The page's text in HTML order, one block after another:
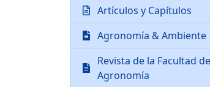
Artículos y Capítulos
Agronomía & Ambiente
Revista de la Facultad de
Agronomía